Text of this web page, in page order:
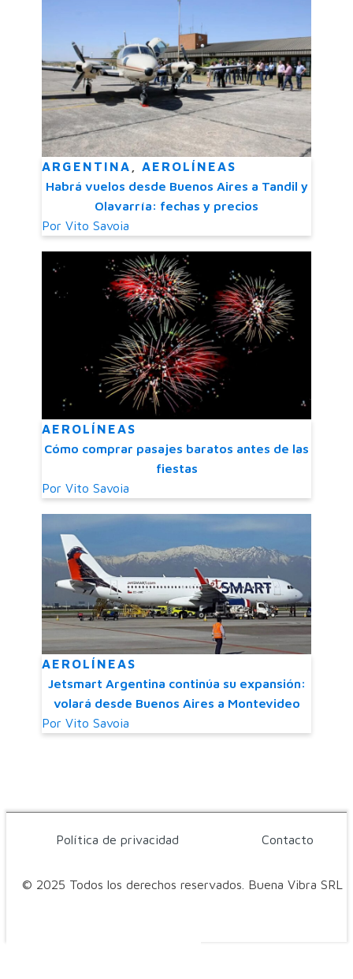
ARGENTINA
AEROLÍNEAS
Habrá vuelos desde Buenos Aires a Tandil y
Olavarría: fechas y precios
Por Vito Savoia
AEROLÍNEAS
Cómo comprar pasajes baratos antes de las
fiestas
Por Vito Savoia
AEROLÍNEAS
Jetsmart Argentina continúa su expansión:
volará desde Buenos Aires a Montevideo
Por Vito Savoia
© 2025 Todos los derechos reservados. Buena Vibra SRL
Política de privacidad Contacto